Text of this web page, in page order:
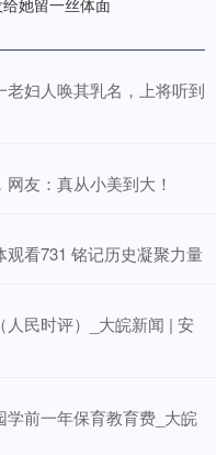
她留一丝体面
妇人唤其乳名，上将听到
友：真从小美到大！
看731 铭记历史凝聚力量
民时评）_大皖新闻 | 安
学前一年保育教育费_大皖